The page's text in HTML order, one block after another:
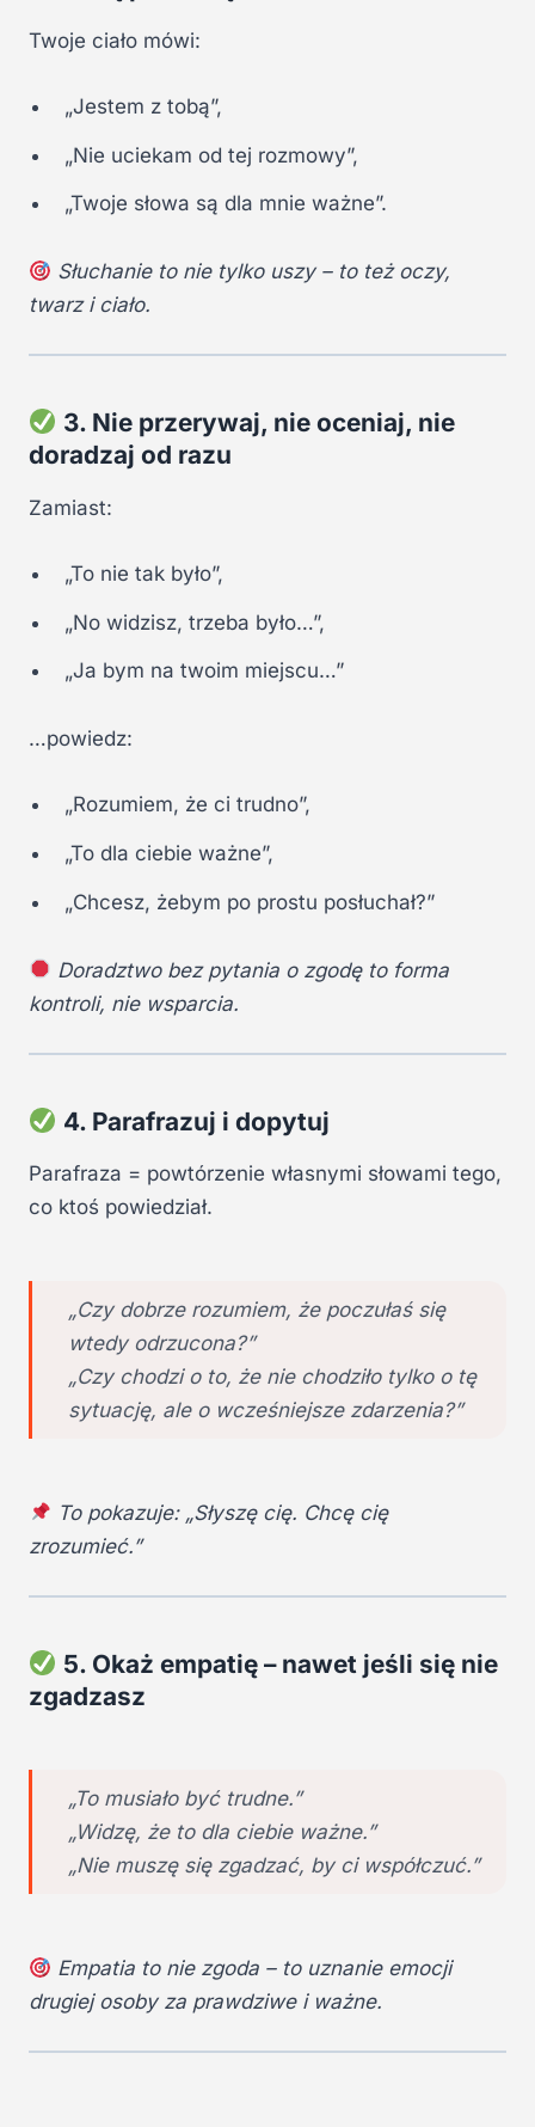
Twoje ciało mówi:
„Jestem z tobą”,
„Nie uciekam od tej rozmowy”,
„Twoje słowa są dla mnie ważne”.
Słuchanie to nie tylko uszy – to też oczy,
twarz i ciało.
3. Nie przerywaj, nie oceniaj, nie
doradzaj od razu
Zamiast:
„To nie tak było”,
„No widzisz, trzeba było…”,
„Ja bym na twoim miejscu…”
…powiedz:
„Rozumiem, że ci trudno”,
„To dla ciebie ważne”,
„Chcesz, żebym po prostu posłuchał?”
Doradztwo bez pytania o zgodę to forma
kontroli, nie wsparcia.
4. Parafrazuj i dopytuj
Parafraza = powtórzenie własnymi słowami tego,
co ktoś powiedział.
„Czy dobrze rozumiem, że poczułaś się
wtedy odrzucona?”
„Czy chodzi o to, że nie chodziło tylko o tę
sytuację, ale o wcześniejsze zdarzenia?”
To pokazuje: „Słyszę cię. Chcę cię
zrozumieć.”
5. Okaż empatię – nawet jeśli się nie
zgadzasz
„To musiało być trudne.”
„Widzę, że to dla ciebie ważne.”
„Nie muszę się zgadzać, by ci współczuć.”
Empatia to nie zgoda – to uznanie emocji
drugiej osoby za prawdziwe i ważne.